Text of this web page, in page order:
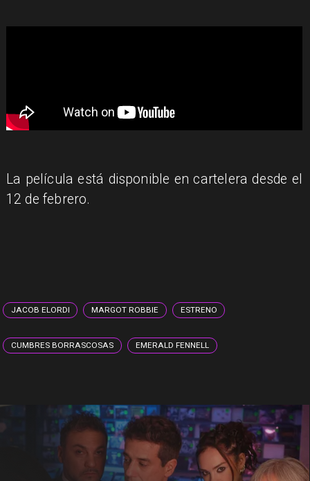
La película está disponible en cartelera desde el
12 de febrero.
JACOB ELORDI MARGOT ROBBIE ESTRENO
CUMBRES BORRASCOSAS EMERALD FENNELL